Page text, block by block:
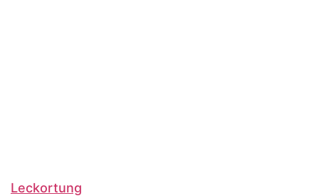
Leckortung